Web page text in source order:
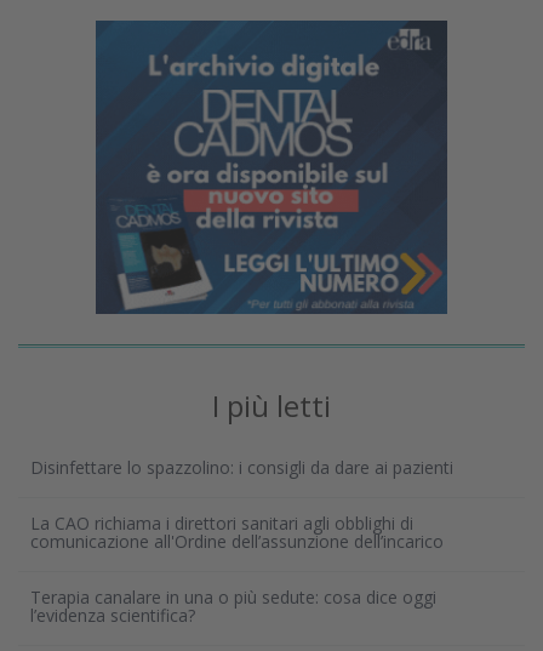
I più letti
Disinfettare lo spazzolino: i consigli da dare ai pazienti
La CAO richiama i direttori sanitari agli obblighi di
comunicazione all'Ordine dell’assunzione dell’incarico
Terapia canalare in una o più sedute: cosa dice oggi
l’evidenza scientifica?